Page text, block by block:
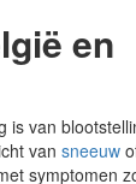
en
is van
van sneeuw
symptomen